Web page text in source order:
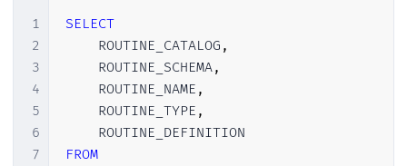
1
2
3
4
5
6
7
SELECT
    ROUTINE_CATALOG
,
    ROUTINE_SCHEMA
,
    ROUTINE_NAME
,
    ROUTINE_TYPE
,
FROM